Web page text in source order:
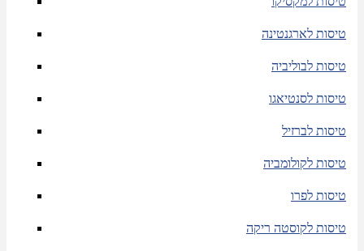
טיסות לארגנטינה
טיסות לבוליביה
טיסות לסנטיאגו
טיסות לברזיל
טיסות לקולומביה
טיסות לפרו
טיסות לקוסטה ריקה